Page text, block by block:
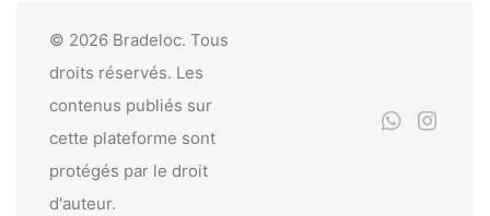
© 2026 Bradeloc. Tous
droits réservés. Les
contenus publiés sur
cette plateforme sont
protégés par le droit
d'auteur.